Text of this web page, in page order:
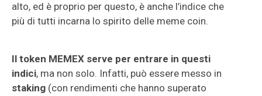
alto, ed è proprio per questo, è anche l’indice che
più di tutti incarna lo spirito delle meme coin.
Il token MEMEX serve per entrare in questi
indici, ma non solo. Infatti, può essere messo in
staking (con rendimenti che hanno superato